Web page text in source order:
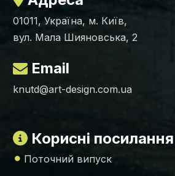
01011, Україна, м. Київ,
вул. Мала Шияновська, 2
Email
knutd@art-design.com.ua
Корисні посилання
Поточний випуск